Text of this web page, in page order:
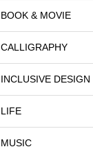
BOOK & MOVIE
CALLIGRAPHY
INCLUSIVE DESIGN
LIFE
MUSIC